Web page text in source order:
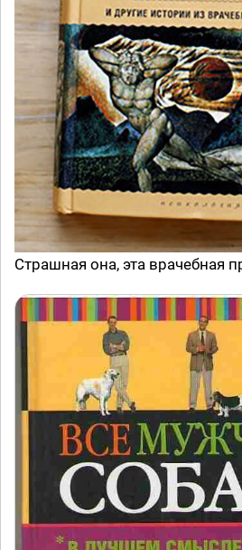
Страшная она, эта врачебная